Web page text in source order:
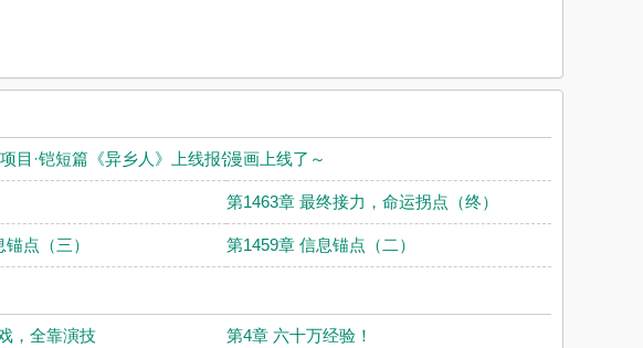
目·铠短篇《异乡人》上线报告漫画上线了～
第1463章 最终接力，命运拐点（终）
点（三） 第1459章 信息锚点（二）
，全靠演技 第4章 六十万经验！